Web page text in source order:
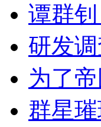
谭群
研发
为了
群星